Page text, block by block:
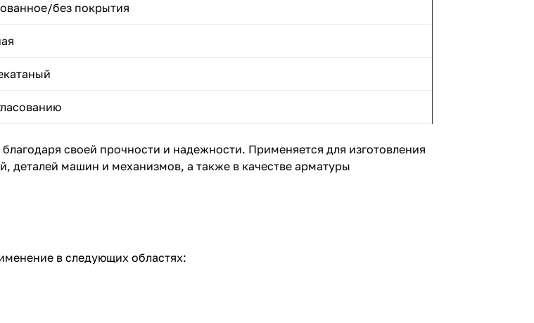
без покрытия
своей прочности и надежности. Применяется для изготовления
деталей машин и механизмов, а также в качестве арматуры
в следующих областях: